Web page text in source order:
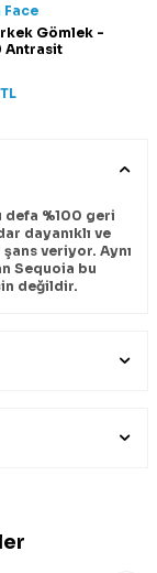
Gömlek -
Antrasit
TL
defa %100 geri
dayanıklı ve
veriyor. Aynı
Sequoia bu
değildir.